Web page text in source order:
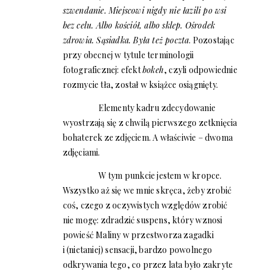
szwendanie. Miejscowi nigdy nie łazili po wsi
bez celu. Albo kościół, albo sklep. Ośrodek
zdrowia. Sąsiadka. Była też poczta. Pozostając
przy obecnej w tytule terminologii
fotograficznej: efektbokeh, czyli odpowiednie
rozmycie tła, został w książce osiągnięty.
Elementy kadru zdecydowanie
wyostrzają się z chwilą pierwszego zetknięcia
bohaterek ze zdjęciem. A właściwie – dwoma
zdjęciami.
W tym punkcie jestem w kropce.
Wszystko aż się we mnie skręca, żeby zrobić
coś, czego z oczywistych względów zrobić
nie mogę: zdradzić suspens, który wznosi
powieść Maliny w przestworza zagadki
i (nietaniej) sensacji, bardzo powolnego
odkrywania tego, co przez lata było zakryte